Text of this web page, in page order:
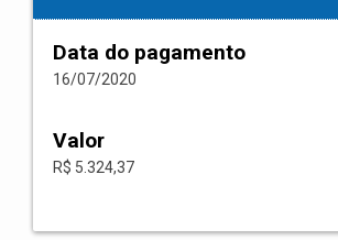
Data do pagamento
16/07/2020
Valor
R$ 5.324,37